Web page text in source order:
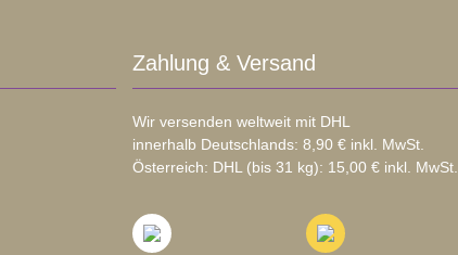
Zahlung & Versand
Wir versenden weltweit mit DHL
innerhalb Deutschlands: 8,90 € inkl. MwSt.
Österreich: DHL (bis 31 kg): 15,00 € inkl. MwSt.